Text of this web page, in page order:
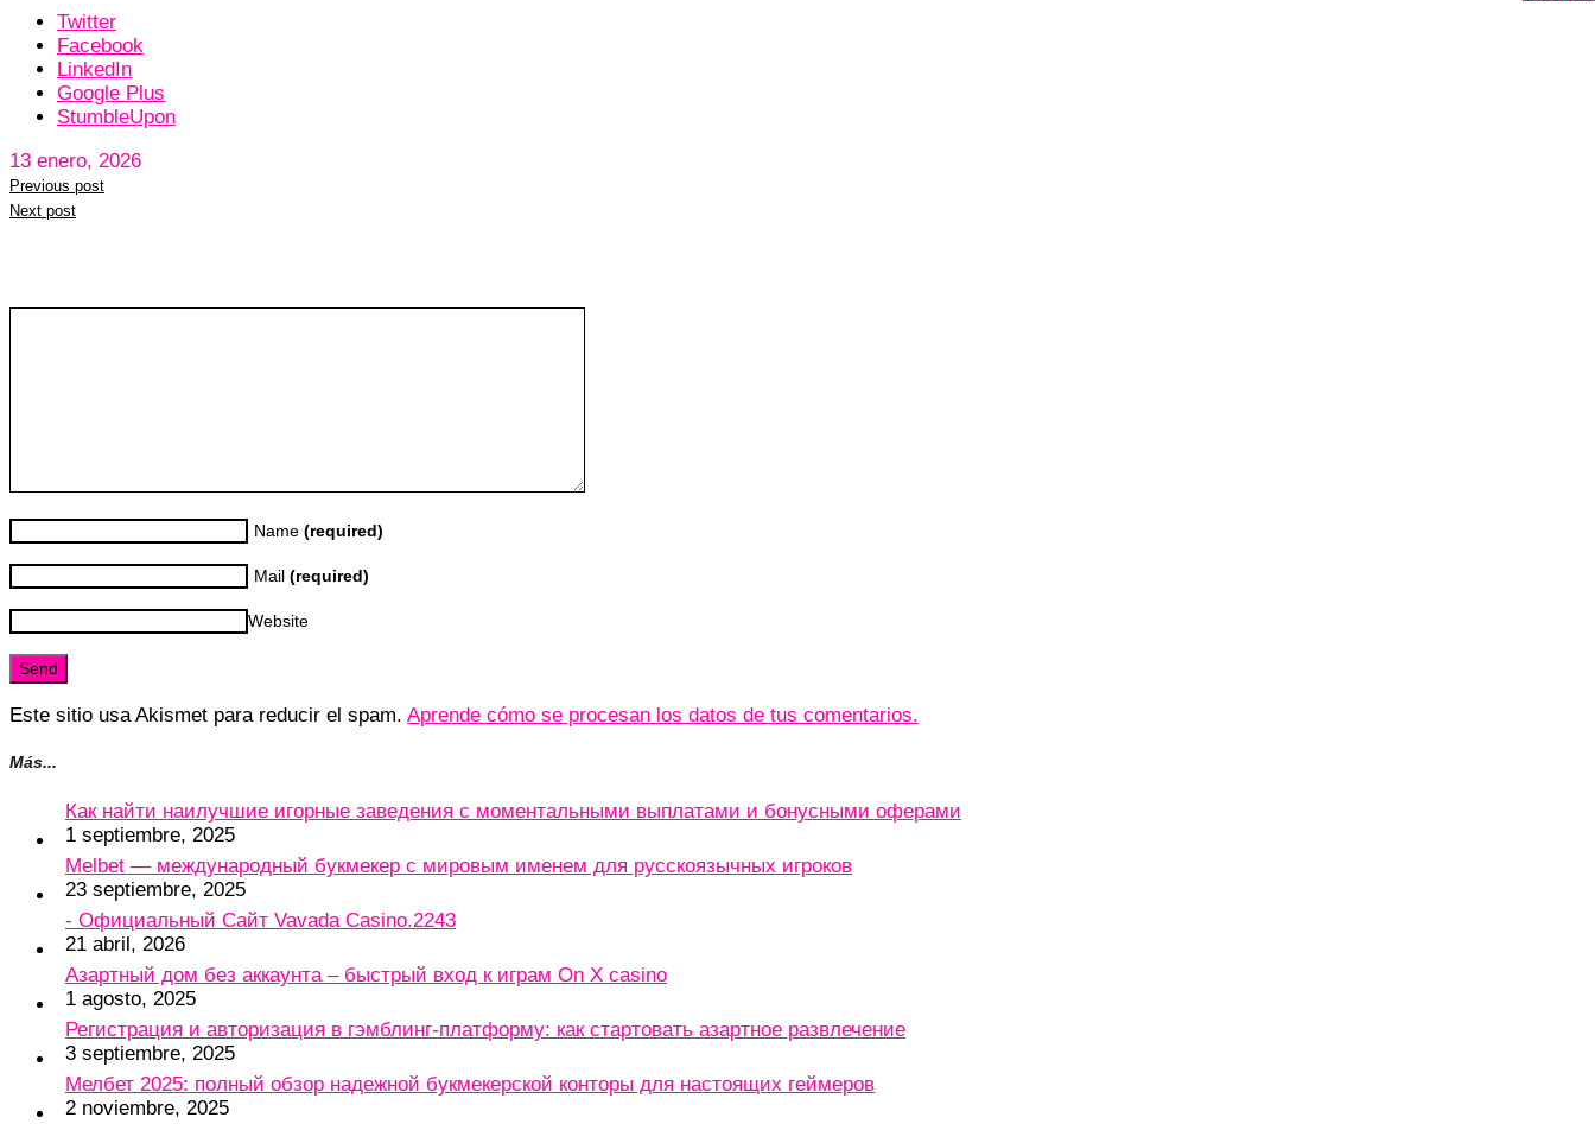
Twitter
Facebook
LinkedIn
Google Plus
StumbleUpon
13 enero, 2026
Previous post
Next post
Name (required)
Mail (required)
Website
Este sitio usa Akismet para reducir el spam. Aprende cómo se procesan los datos de tus comentarios.
Más...
Как найти наилучшие игорные заведения с моментальными выплатами и бонусными оферами
1 septiembre, 2025
Melbet — международный букмекер с мировым именем для русскоязычных игроков
23 septiembre, 2025
- Официальный Сайт Vavada Casino.2243
21 abril, 2026
Азартный дом без аккаунта – быстрый вход к играм On X casino
1 agosto, 2025
Регистрация и авторизация в гэмблинг-платформу: как стартовать азартное развлечение
3 septiembre, 2025
Мелбет 2025: полный обзор надежной букмекерской конторы для настоящих геймеров
2 noviembre, 2025